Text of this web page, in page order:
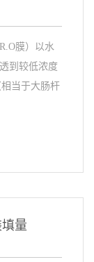
膜）以水
到较低浓度
相当于大肠杆
量